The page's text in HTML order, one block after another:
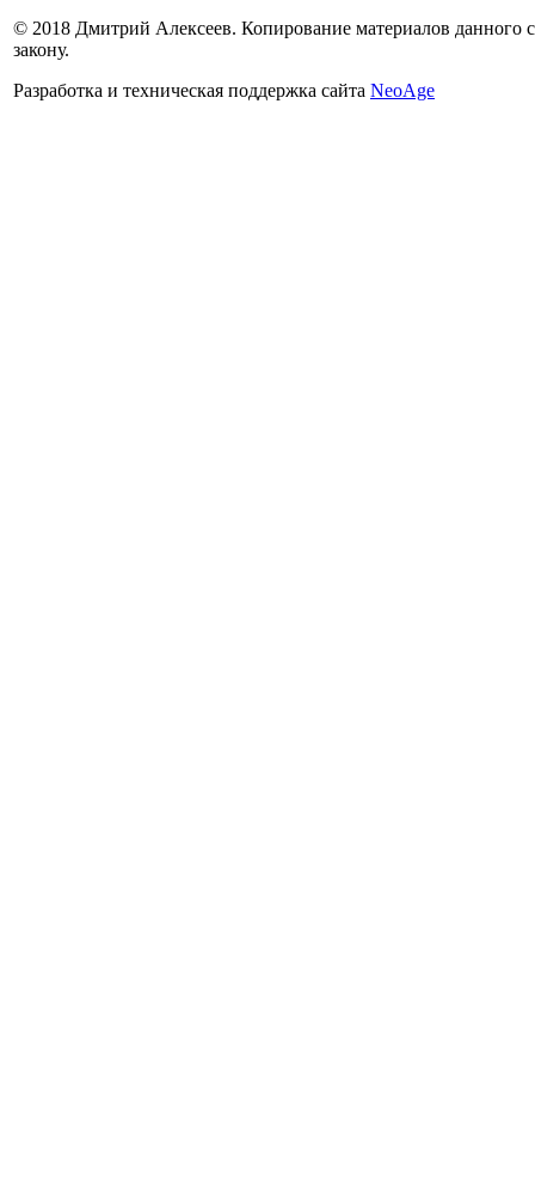
© 2018 Дмитрий Алексеев. Копирование материалов данного
закону.
Разработка и техническая поддержка сайта NeoAge